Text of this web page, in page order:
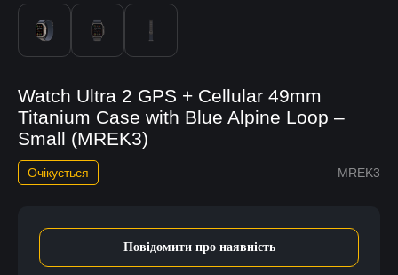
Watch Ultra 2 GPS + Cellular 49mm
Titanium Case with Blue Alpine Loop –
Small (MREK3)
MREK3
Очікується
Повідомити про наявність